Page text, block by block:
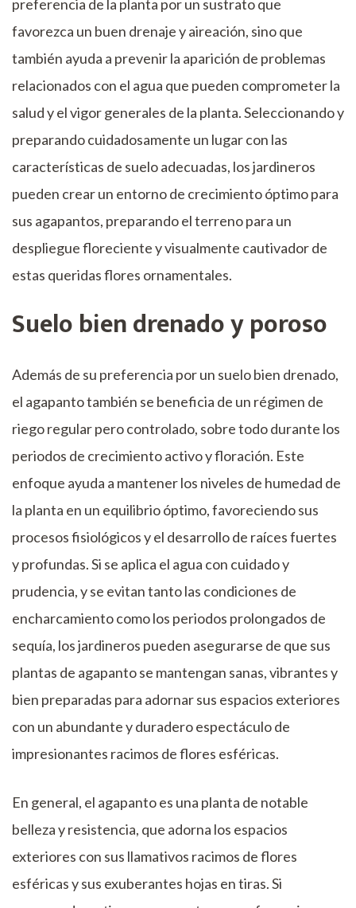
preferencia de la planta por un sustrato que
favorezca un buen drenaje y aireación, sino que
también ayuda a prevenir la aparición de problemas
relacionados con el agua que pueden comprometer la
salud y el vigor generales de la planta. Seleccionando y
preparando cuidadosamente un lugar con las
características de suelo adecuadas, los jardineros
pueden crear un entorno de crecimiento óptimo para
sus agapantos, preparando el terreno para un
despliegue floreciente y visualmente cautivador de
estas queridas flores ornamentales.
Suelo bien drenado y poroso
Además de su preferencia por un suelo bien drenado,
el agapanto también se beneficia de un régimen de
riego regular pero controlado, sobre todo durante los
periodos de crecimiento activo y floración. Este
enfoque ayuda a mantener los niveles de humedad de
la planta en un equilibrio óptimo, favoreciendo sus
procesos fisiológicos y el desarrollo de raíces fuertes
y profundas. Si se aplica el agua con cuidado y
prudencia, y se evitan tanto las condiciones de
encharcamiento como los periodos prolongados de
sequía, los jardineros pueden asegurarse de que sus
plantas de agapanto se mantengan sanas, vibrantes y
bien preparadas para adornar sus espacios exteriores
con un abundante y duradero espectáculo de
impresionantes racimos de flores esféricas.
En general, el agapanto es una planta de notable
belleza y resistencia, que adorna los espacios
exteriores con sus llamativos racimos de flores
esféricas y sus exuberantes hojas en tiras. Si